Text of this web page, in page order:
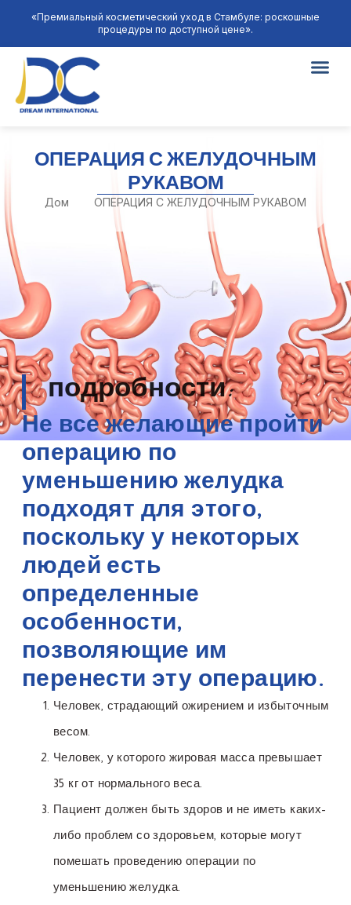
«Премиальный косметический уход в Стамбуле: роскошные
процедуры по доступной цене».
ОПЕРАЦИЯ С ЖЕЛУДОЧНЫМ
РУКАВОМ
Дом ОПЕРАЦИЯ С ЖЕЛУДОЧНЫМ РУКАВОМ
подробности:
Не все желающие пройти
операцию по
уменьшению желудка
подходят для этого,
поскольку у некоторых
людей есть
определенные
особенности,
позволяющие им
перенести эту операцию.
Человек, страдающий ожирением и избыточным
весом.
Человек, у которого жировая масса превышает
35 кг от нормального веса.
Пациент должен быть здоров и не иметь каких-
либо проблем со здоровьем, которые могут
помешать проведению операции по
уменьшению желудка.